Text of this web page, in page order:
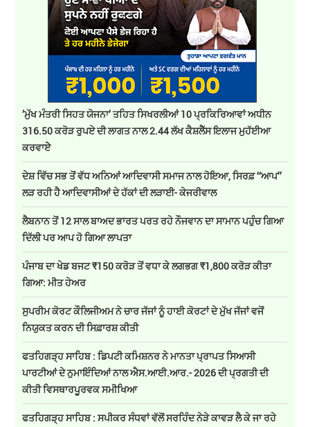
’ਮੁੱਖ ਮੰਤਰੀ ਸਿਹਤ ਯੋਜਨਾ’ ਤਹਿਤ ਸਿਖਰਲੀਆਂ 10 ਪ੍ਰਕਿਰਿਆਵਾਂ ਅਧੀਨ
316.50 ਕਰੋੜ ਰੁਪਏ ਦੀ ਲਾਗਤ ਨਾਲ 2.44 ਲੱਖ ਕੈਸ਼ਲੈੱਸ ਇਲਾਜ ਮੁਹੱਈਆ
ਕਰਵਾਏੇ
ਦੇਸ਼ ਵਿੱਚ ਸਭ ਤੋਂ ਵੱਧ ਅਨਿਆਂ ਆਦਿਵਾਸੀ ਸਮਾਜ ਨਾਲ ਹੋਇਆ, ਸਿਰਫ਼ ‘‘ਆਪ’’
ਲੜ ਰਹੀ ਹੈ ਆਦਿਵਾਸੀਆਂ ਦੇ ਹੱਕਾਂ ਦੀ ਲੜਾਈ- ਕੇਜਰੀਵਾਲ
ਲੈਬਨਾਨ ਤੋਂ 12 ਸਾਲ ਬਾਅਦ ਭਾਰਤ ਪਰਤ ਰਹੇ ਨੌਜਵਾਨ ਦਾ ਸਾਮਾਨ ਪਹੁੰਚ ਗਿਆ
ਦਿੱਲੀ ਪਰ ਆਪ ਹੋ ਗਿਆ ਲਾਪਤਾ
ਪੰਜਾਬ ਦਾ ਖੇਡ ਬਜਟ ₹150 ਕਰੋੜ ਤੋਂ ਵਧਾ ਕੇ ਲਗਭਗ ₹1,800 ਕਰੋੜ ਕੀਤਾ
ਗਿਆ: ਮੀਤ ਹੇਅਰ
ਸੁਪਰੀਮ ਕੋਰਟ ਕੌਲਿਜੀਅਮ ਨੇ ਚਾਰ ਜੱਜਾਂ ਨੂੰ ਹਾਈ ਕੋਰਟਾਂ ਦੇ ਮੁੱਖ ਜੱਜਾਂ ਵਜੋਂ
ਨਿਯੁਕਤ ਕਰਨ ਦੀ ਸਿਫ਼ਾਰਸ਼ ਕੀਤੀ
ਫਤਹਿਗੜ੍ਹ ਸਾਹਿਬ : ਡਿਪਟੀ ਕਮਿਸ਼ਨਰ ਨੇ ਮਾਨਤਾ ਪ੍ਰਾਪਤ ਸਿਆਸੀ
ਪਾਰਟੀਆਂ ਦੇ ਨੁਮਾਇੰਦਿਆਂ ਨਾਲ ਐਸ.ਆਈ.ਆਰ.- 2026 ਦੀ ਪ੍ਰਗਤੀ ਦੀ
ਕੀਤੀ ਵਿਸਥਾਰਪੂਰਵਕ ਸਮੀਖਿਆ
ਫਤਹਿਗੜ੍ਹ ਸਾਹਿਬ : ਸਪੀਕਰ ਸੰਧਵਾਂ ਵੱਲੋਂ ਸਰਹਿੰਦ ਨੇੜੇ ਕਾਵੜ ਲੈ ਕੇ ਜਾ ਰਹੇ